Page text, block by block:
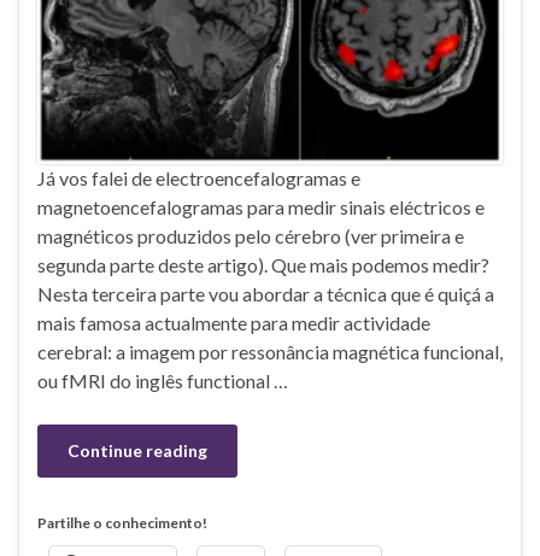
Já vos falei de electroencefalogramas e
magnetoencefalogramas para medir sinais eléctricos e
magnéticos produzidos pelo cérebro (ver primeira e
segunda parte deste artigo). Que mais podemos medir?
Nesta terceira parte vou abordar a técnica que é quiçá a
mais famosa actualmente para medir actividade
cerebral: a imagem por ressonância magnética funcional,
ou fMRI do inglês functional …
Continue reading
Partilhe o conhecimento!